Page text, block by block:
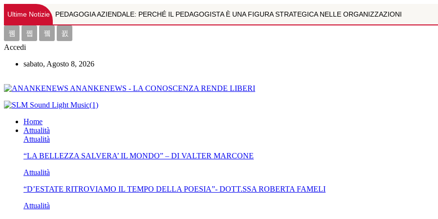
Ultime Notizie PEDAGOGIA AZIENDALE: PERCHÉ IL PEDAGOGISTA È UNA FIGURA STRATEGICA NELLE ORGANIZZAZIONI
"ECCE HOMO : IL VOLTO DI DIO" - DI VALTER MARCONE
"D’ESTATE RITROVIAMO IL TEMPO DELLA POESIA"- DOTT.SSA ROBERTA FAMELI
Accedi
sabato, Agosto 8, 2026
ANANKENEWS - LA CONOSCENZA RENDE LIBERI
Home
Attualità
Attualità
“LA BELLEZZA SALVERA’ IL MONDO” – DI VALTER MARCONE
Attualità
“D’ESTATE RITROVIAMO IL TEMPO DELLA POESIA”- DOTT.SSA ROBERTA FAMELI
Attualità